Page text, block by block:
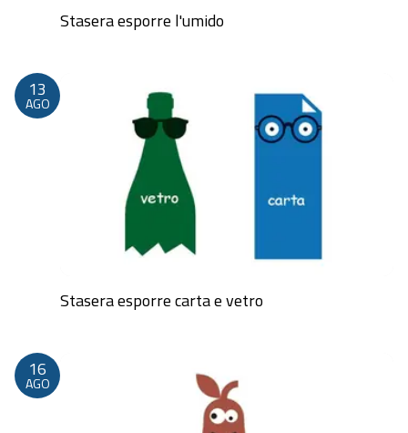
Stasera esporre l'umido
13
AGO
Stasera esporre carta e vetro
16
AGO